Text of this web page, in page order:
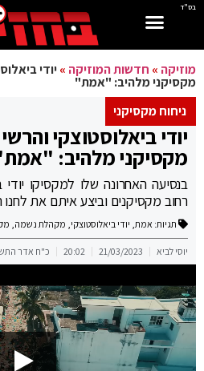
בס"ד
מוזיקה » חדשות המוזיקה »יודי
מקסיקני מלהיב: "אמת"
ניחוח מקסיקני
יודי ביאלוסטוצקי
מקסיקני מלהיב:
בנסיעה האחרונה שלו למקסיקו
רחוב מקסיקנים וביצע איתם את
תגיות: אמת, יודי ביאלוסטוצקי, מקהלת נשמה,
יוסי לביא 21/03/2023
20:02 כ"ח אדר